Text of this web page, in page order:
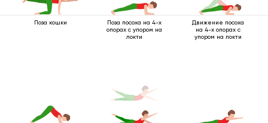
Поза кошки
Поза посоха на 4-х
опорах с упором на
локти
Движение посоха
на 4-х опорах с
упором на локти